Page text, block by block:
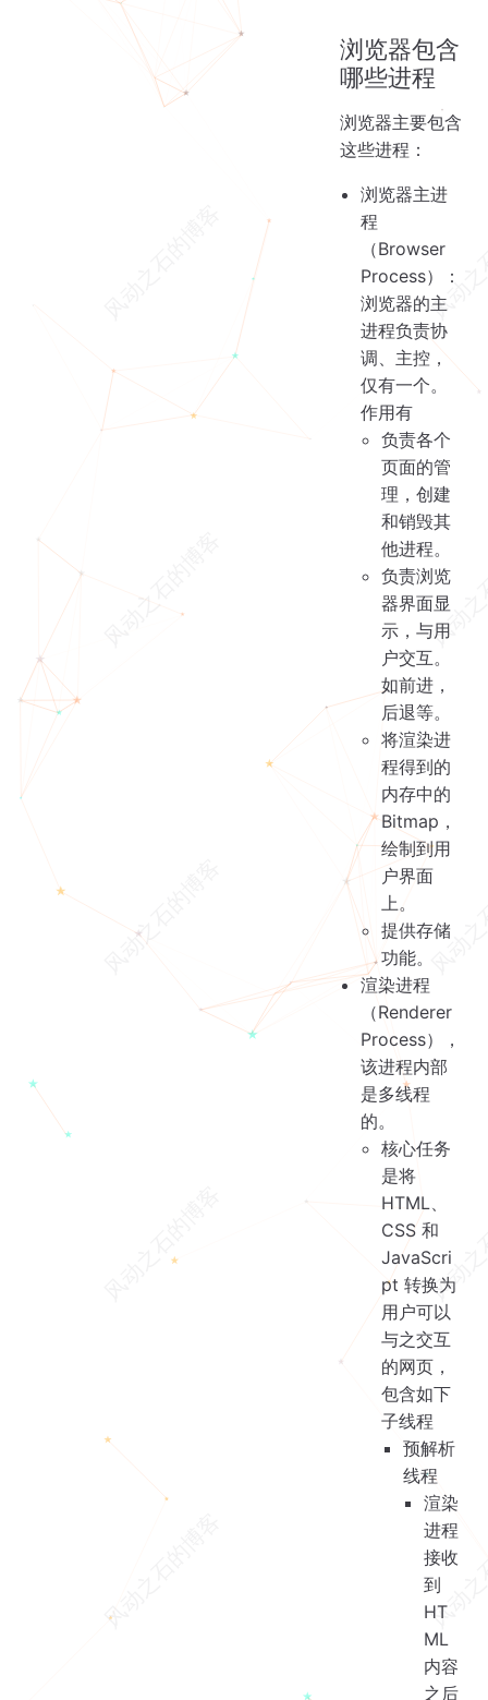
浏览器包含
哪些进程
浏览器主要包含
这些进程：
浏览器主进
程
（Browser
Process）：
浏览器的主
进程负责协
调、主控，
仅有一个。
作用有
负责各个
页面的管
理，创建
和销毁其
他进程。
负责浏览
器界面显
示，与用
户交互。
如前进，
后退等。
将渲染进
程得到的
内存中的
Bitmap，
绘制到用
户界面
上。
提供存储
功能。
渲染进程
（Renderer
Process），
该进程内部
是多线程
的。
核心任务
是将
HTML、
CSS 和
JavaScri
pt 转换为
用户可以
与之交互
的网页，
包含如下
子线程
预解析
线程
渲染
进程
接收
到
HT
ML
内容
之后